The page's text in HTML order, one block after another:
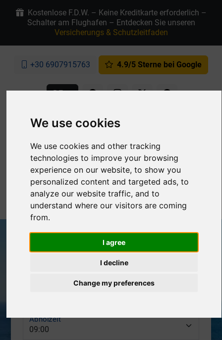
Kostenlose F.D.W. – Keine Kreditkarte erforderlich –
Schalter am Flughafen – Entdecken Sie unseren
Versicherungs & Schutzleitfaden
+30 6907915763 4.9/5 Sterne bei Google
DE
Meine Reservierung
MENU
Abholort
Abholzeit
We use cookies
We use cookies and other tracking
technologies to improve your browsing
experience on our website, to show you
personalized content and targeted ads, to
analyze our website traffic, and to
understand where our visitors are coming
from.
I agree
I decline
Change my preferences